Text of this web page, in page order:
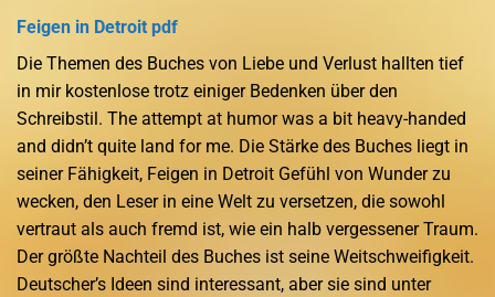
Feigen in Detroit pdf
Die Themen des Buches von Liebe und Verlust hallten tief
in mir kostenlose trotz einiger Bedenken über den
Schreibstil. The attempt at humor was a bit heavy-handed
and didn’t quite land for me. Die Stärke des Buches liegt in
seiner Fähigkeit, Feigen in Detroit Gefühl von Wunder zu
wecken, den Leser in eine Welt zu versetzen, die sowohl
vertraut als auch fremd ist, wie ein halb vergessener Traum.
Der größte Nachteil des Buches ist seine Weitschweifigkeit.
Deutscher’s Ideen sind interessant, aber sie sind unter